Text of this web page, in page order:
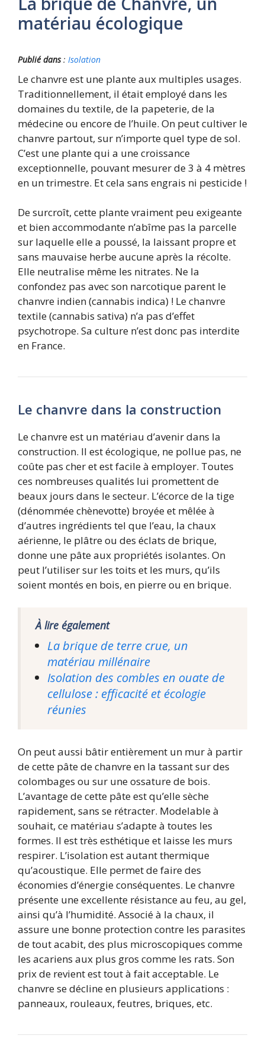
matériau écologique
Publié dans: Isolation
Le chanvre est une plante aux multiples usages.
Traditionnellement, il était employé dans les
domaines du textile, de la papeterie, de la
médecine ou encore de l’huile. On peut cultiver le
chanvre partout, sur n’importe quel type de sol.
C’est une plante qui a une croissance
exceptionnelle, pouvant mesurer de 3 à 4 mètres
en un trimestre. Et cela sans engrais ni pesticide !
De surcroît, cette plante vraiment peu exigeante
et bien accommodante n’abîme pas la parcelle
sur laquelle elle a poussé, la laissant propre et
sans mauvaise herbe aucune après la récolte.
Elle neutralise même les nitrates. Ne la
confondez pas avec son narcotique parent le
chanvre indien (cannabis indica) ! Le chanvre
textile (cannabis sativa) n’a pas d’effet
psychotrope. Sa culture n’est donc pas interdite
en France.
Le chanvre dans la construction
Le chanvre est un matériau d’avenir dans la
construction. Il est écologique, ne pollue pas, ne
coûte pas cher et est facile à employer. Toutes
ces nombreuses qualités lui promettent de
beaux jours dans le secteur. L’écorce de la tige
(dénommée chènevotte) broyée et mêlée à
d’autres ingrédients tel que l’eau, la chaux
aérienne, le plâtre ou des éclats de brique,
donne une pâte aux propriétés isolantes. On
peut l’utiliser sur les toits et les murs, qu’ils
soient montés en bois, en pierre ou en brique.
À lire également
La brique de terre crue, un
matériau millénaire
Isolation des combles en ouate de
cellulose : efficacité et écologie
réunies
On peut aussi bâtir entièrement un mur à partir
de cette pâte de chanvre en la tassant sur des
colombages ou sur une ossature de bois.
L’avantage de cette pâte est qu’elle sèche
rapidement, sans se rétracter. Modelable à
souhait, ce matériau s’adapte à toutes les
formes. Il est très esthétique et laisse les murs
respirer. L’isolation est autant thermique
qu’acoustique. Elle permet de faire des
économies d’énergie conséquentes. Le chanvre
présente une excellente résistance au feu, au gel,
ainsi qu’à l’humidité. Associé à la chaux, il
assure une bonne protection contre les parasites
de tout acabit, des plus microscopiques comme
les acariens aux plus gros comme les rats. Son
prix de revient est tout à fait acceptable. Le
chanvre se décline en plusieurs applications :
panneaux, rouleaux, feutres, briques, etc.